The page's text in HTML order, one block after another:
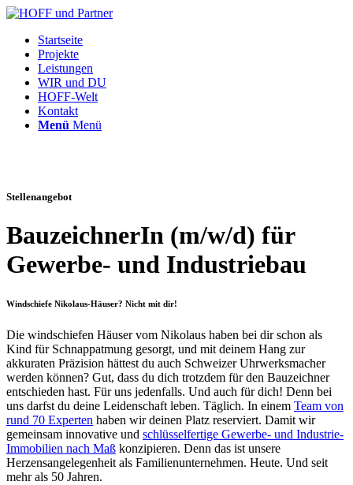
Startseite
Projekte
Leistungen
WIR und DU
HOFF-Welt
Kontakt
Menü Menü
Stellenangebot
BauzeichnerIn (m/w/d) für
Gewerbe- und Industriebau
Windschiefe Nikolaus-Häuser? Nicht mit dir!
Die windschiefen Häuser vom Nikolaus haben bei dir schon als
Kind für Schnappatmung gesorgt, und mit deinem Hang zur
akkuraten Präzision hättest du auch Schweizer Uhrwerksmacher
werden können? Gut, dass du dich trotzdem für den Bauzeichner
entschieden hast. Für uns jedenfalls. Und auch für dich! Denn bei
uns darfst du deine Leidenschaft leben. Täglich. In einem Team von
rund 70 Experten haben wir deinen Platz reserviert. Damit wir
gemeinsam innovative und schlüsselfertige Gewerbe- und Industrie-
Immobilien nach Maß konzipieren. Denn das ist unsere
Herzensangelegenheit als Familienunternehmen. Heute. Und seit
mehr als 50 Jahren.